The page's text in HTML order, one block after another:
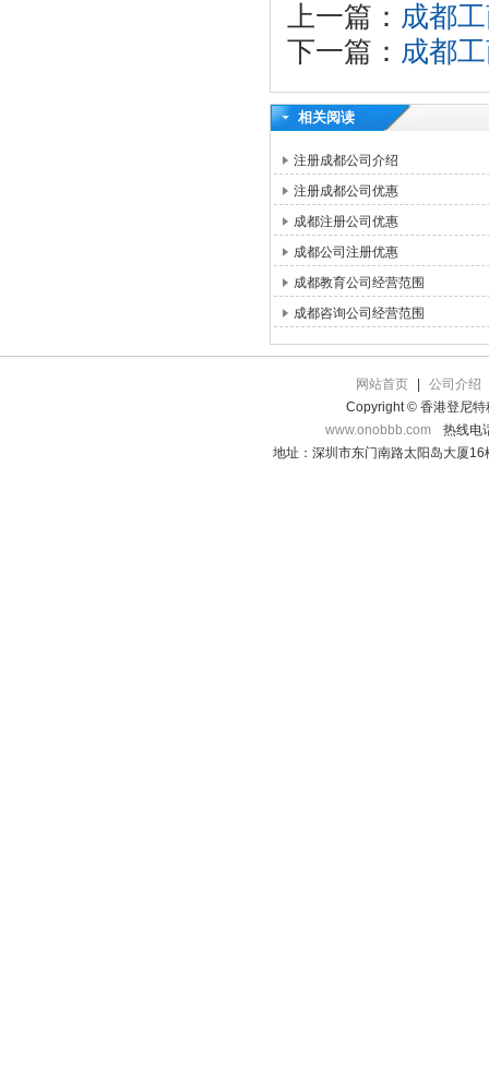
上一篇： 成都
下一篇： 成都
相关阅读
注册成都公司介绍
注册成都公司优惠
成都注册公司优惠
成都公司注册优惠
成都教育公司经营范围
成都咨询公司经营范围
网站首页
公司介绍
Copyright © 香港登尼特
www.onobbb.com
热线电
地址：深圳市东门南路太阳岛大厦